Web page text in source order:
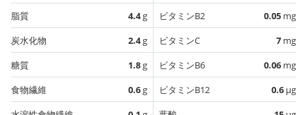
脂質
4.4g
炭水化物
2.4g
糖質
1.8g
食物繊維
0.6g
ビタミンB2
0.05 mg
ビタミンC
7 mg
ビタミンB6
0.06 mg
ビタミンB12
0.6 µg